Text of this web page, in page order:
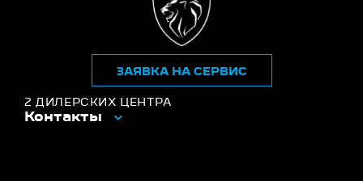
2 ДИЛЕРСКИХ ЦЕНТРА
Контакты
ЗАЯВКА НА СЕРВИС